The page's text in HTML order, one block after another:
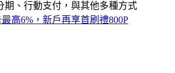
期、行動支付，與其他多種方式
最高6%，新戶再享首刷禮800P